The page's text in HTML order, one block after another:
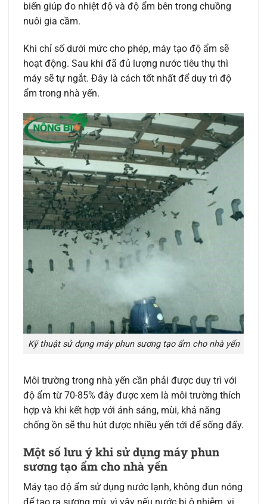
biến giúp đo nhiệt độ và độ ẩm bên trong chuồng
nuôi gia cầm.
Khi chỉ số dưới mức cho phép, máy tạo độ ẩm sẽ
hoạt động. Sau khi đã đủ lượng nước tiêu thụ thì
máy sẽ tự ngắt. Đây là cách tốt nhất để duy trì độ
ẩm trong nhà yến.
Kỹ thuật sử dụng máy phun sương tạo ẩm cho nhà yến
Môi trường trong nhà yến cần phải được duy trì với
độ ẩm từ 70-85% đây được xem là môi trường thích
hợp và khi kết hợp với ánh sáng, mùi, khả năng
chống ồn sẽ thu hút được nhiều yến tới để sống đấy.
Một số lưu ý khi sử dụng máy phun
sương tạo ẩm cho nhà yến
Máy tạo độ ẩm sử dụng nước lạnh, không đun nóng